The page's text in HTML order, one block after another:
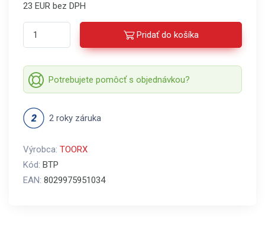
23 EUR bez DPH
Pridať do košíka
Potrebujete pomôcť s objednávkou?
2 roky záruka
Výrobca: TOORX
Kód: BTP
EAN: 8029975951034